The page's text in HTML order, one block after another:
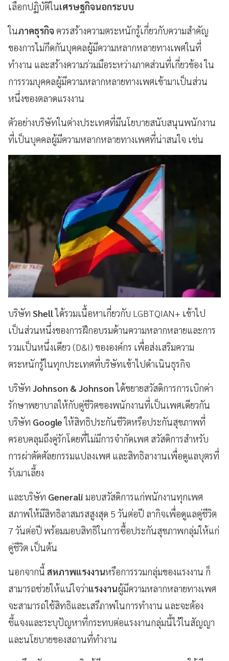
เลือกปฏิบัติในเศรษฐกิจนอกระบบ
ในภาคธุรกิจ ควรสร้างความตระหนักรู้เกี่ยวกับความสำคัญ
ของการไม่กีดกันบุคคลผู้มีความหลากหลายทางเพศในที่
ทำงาน และสร้างความร่วมมือระหว่างภาคส่วนที่เกี่ยวข้อง ใน
การรวมบุคคลผู้มีความหลากหลายทางเพศเข้ามาเป็นส่วน
หนึ่งของตลาดแรงงาน
ตัวอย่างบริษัทในต่างประเทศที่มีนโยบายสนับสนุนพนักงาน
ที่เป็นบุคคลผู้มีความหลากหลายทางเพศที่น่าสนใจ เช่น
บริษัท Shellได้รวมเนื้อหาเกี่ยวกับ LGBTQIAN+ เข้าไป
เป็นส่วนหนึ่งของการฝึกอบรมด้านความหลากหลายและการ
รวมเป็นหนึ่งเดียว (D&I) ขององค์กร เพื่อส่งเสริมความ
ตระหนักรู้ในทุกประเทศที่บริษัทเข้าไปดำเนินธุรกิจ
บริษัท Johnson & Johnsonได้ขยายสวัสดิการการเบิกค่า
รักษาพยาบาลให้กับคู่ชีวิตของพนักงานที่เป็นเพศเดียวกัน
บริษัท Googleให้สิทธิประกันชีวิตหรือประกันสุขภาพที่
ครอบคลุมถึงคู่รักโดยที่ไม่มีการจำกัดเพศ สวัสดิการสำหรับ
การผ่าตัดศัลยกรรมแปลงเพศ และสิทธิลางานเพื่อดูแลบุตรที่
รับมาเลี้ยง
และบริษัท Generali มอบสวัสดิการแก่พนักงานทุกเพศ
สภาพให้มีสิทธิลาสมรสสูงสุด 5 วันต่อปี ลากิจเพื่อดูแลคู่ชีวิต
7 วันต่อปี พร้อมมอบสิทธิในการซื้อประกันสุขภาพกลุ่มให้แก่
คู่ชีวิต เป็นต้น
นอกจากนี้ สหภาพแรงงานหรือการรวมกลุ่มของแรงงาน ก็
สามารถช่วยให้แน่ใจว่าแรงงานผู้มีความหลากหลายทางเพศ
จะสามารถใช้สิทธิและเสรีภาพในการทำงาน และจะต้อง
ชี้แจงและระบุปัญหาที่กระทบต่อแรงงานกลุ่มนี้ไว้ในสัญญา
และนโยบายของสถานที่ทำงาน